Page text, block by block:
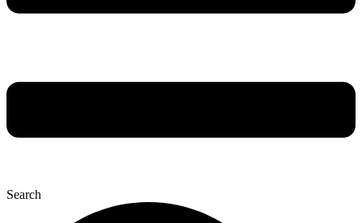
Search